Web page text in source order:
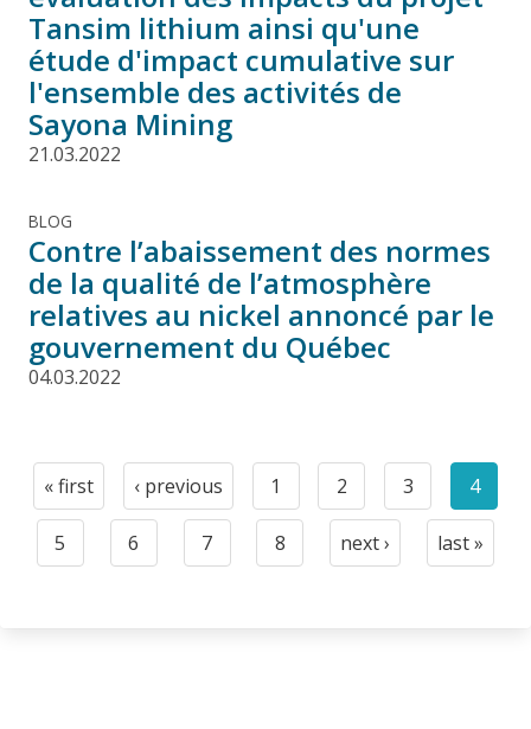
Tansim lithium ainsi qu'une
étude d'impact cumulative sur
l'ensemble des activités de
Sayona Mining
21.03.2022
BLOG
Contre l’abaissement des normes
de la qualité de l’atmosphère
relatives au nickel annoncé par le
gouvernement du Québec
04.03.2022
Pagination
First
page
« first
Previous
page
‹ previous
Page
1
Page
2
Page
3
page
4
Page
5
Page
6
Page
7
Page
8
Next
next ›
Last
last »